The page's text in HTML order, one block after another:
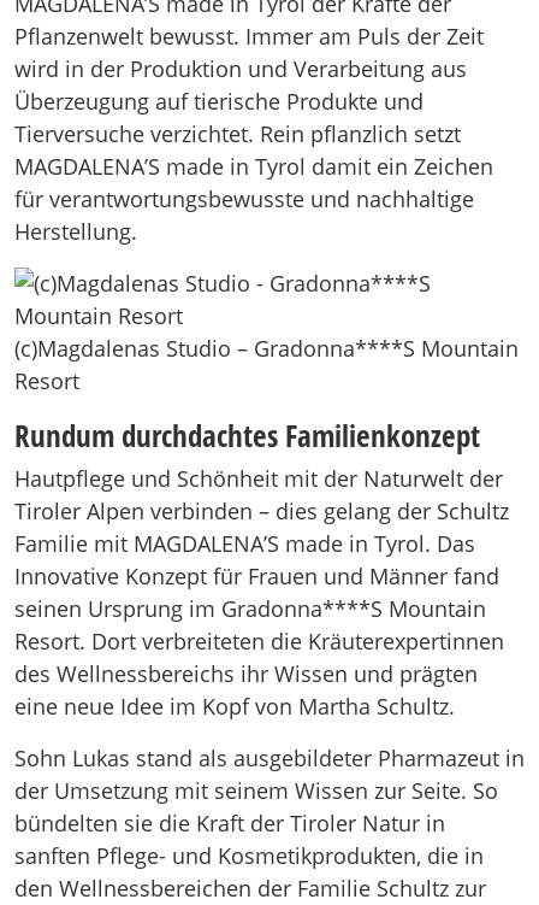
Pflanzenwelt bewusst. Immer am Puls der Zeit
wird in der Produktion und Verarbeitung aus
Überzeugung auf tierische Produkte und
Tierversuche verzichtet. Rein pflanzlich setzt
MAGDALENA’S made in Tyrol damit ein Zeichen
für verantwortungsbewusste und nachhaltige
Herstellung.
(c)Magdalenas Studio – Gradonna****S Mountain
Resort
Rundum durchdachtes Familienkonzept
Hautpflege und Schönheit mit der Naturwelt der
Tiroler Alpen verbinden – dies gelang der Schultz
Familie mit MAGDALENA’S made in Tyrol. Das
Innovative Konzept für Frauen und Männer fand
seinen Ursprung im Gradonna****S Mountain
Resort. Dort verbreiteten die Kräuterexpertinnen
des Wellnessbereichs ihr Wissen und prägten
eine neue Idee im Kopf von Martha Schultz.
Sohn Lukas stand als ausgebildeter Pharmazeut in
der Umsetzung mit seinem Wissen zur Seite. So
bündelten sie die Kraft der Tiroler Natur in
sanften Pflege- und Kosmetikprodukten, die in
den Wellnessbereichen der Familie Schultz zur